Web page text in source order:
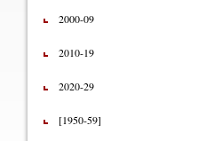
2000-09
2010-19
2020-29
[1950-59]